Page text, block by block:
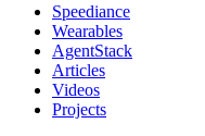
Speediance
Wearables
AgentStack
Articles
Videos
Projects